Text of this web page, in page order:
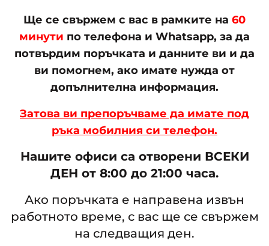
Ще се свържем с вас в рамките на 60
минути по телефона и Whatsapp, за да
потвърдим поръчката и данните ви и да
ви помогнем, ако имате нужда от
допълнителна информация.
Затова ви препоръчваме да имате под
ръка мобилния си телефон.
Нашите офиси са отворени ВСЕКИ
ДЕН от 8:00 до 21:00 часа.
Ако поръчката е направена извън
работното време, с вас ще се свържем
на следващия ден.